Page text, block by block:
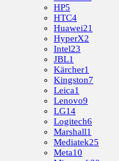
HP5
HTC4
Huawei21
HyperX2
Intel23
JBL1
Kärcher1
Kingston7
Leica1
Lenovo9
LG14
Logitech6
Marshall1
Mediatek25
Meta10